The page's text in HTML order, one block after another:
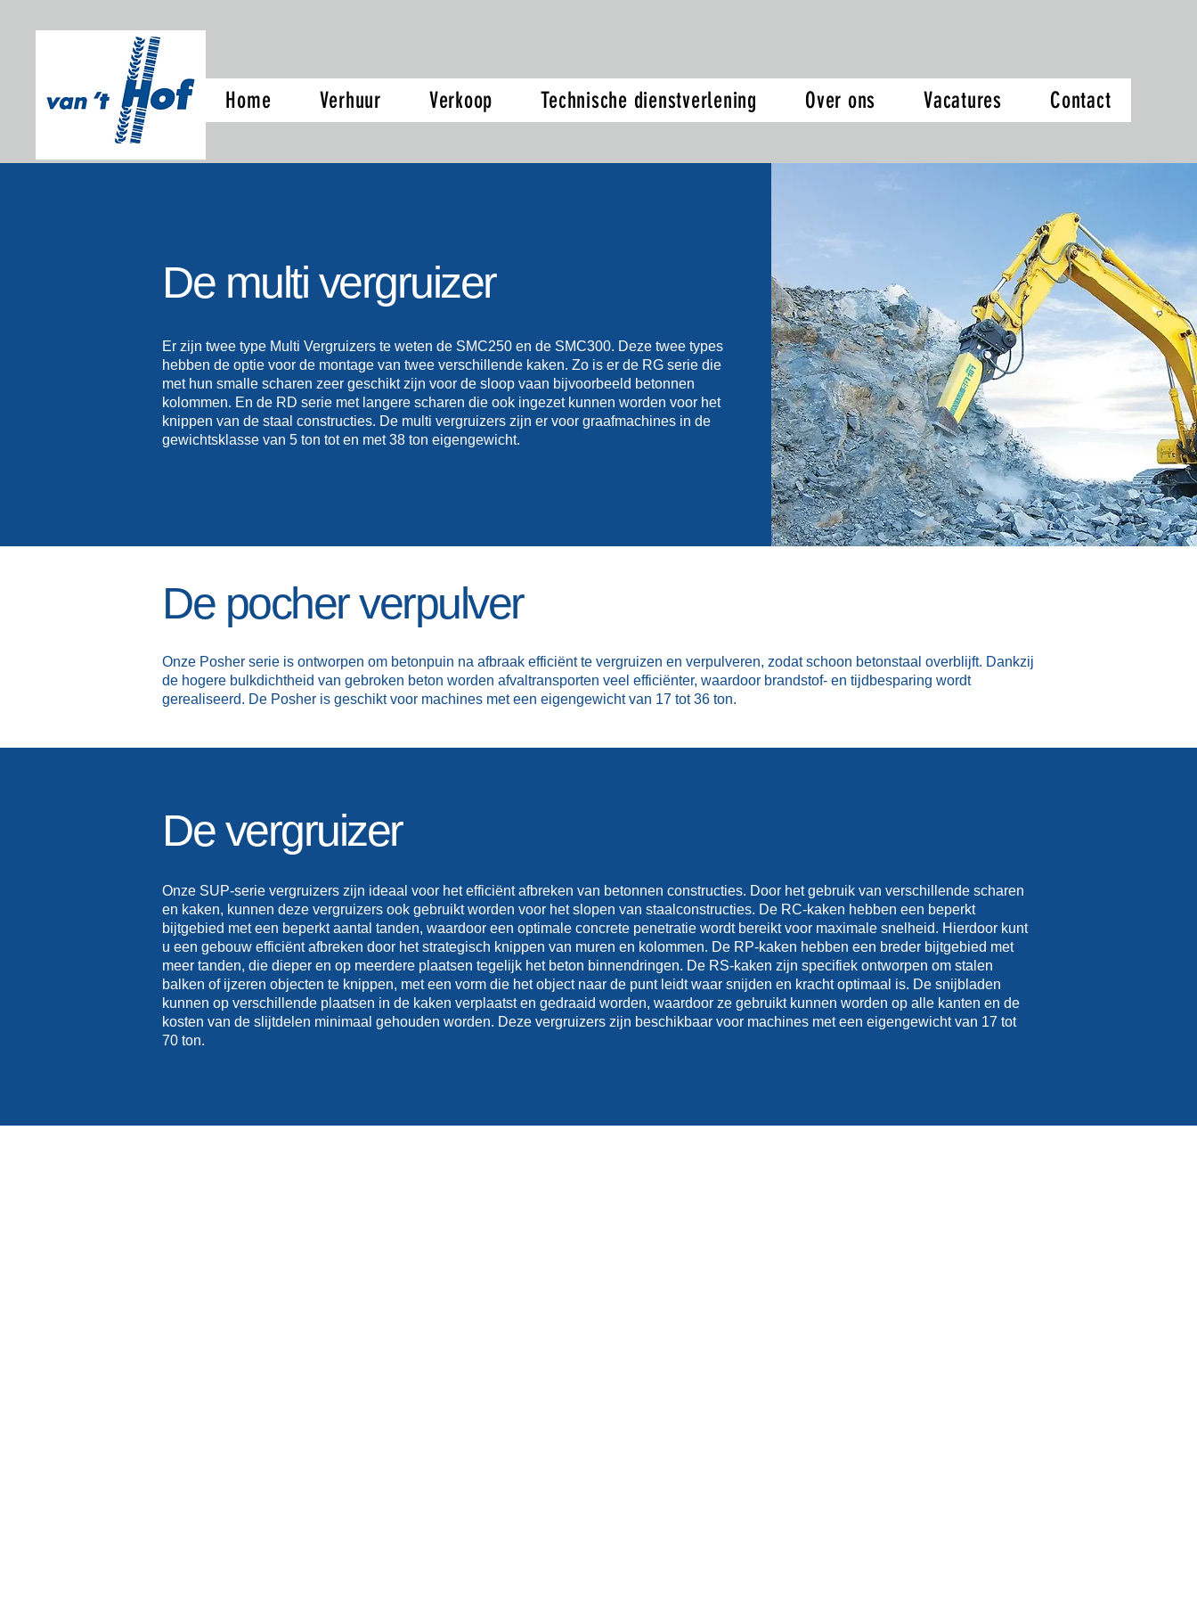
Home Verhuur Verkoop Technische dienstverlening Over ons Vacatures Contact
De multi vergruizer
Er zijn twee type Multi Vergruizers te weten de SMC250 en de SMC300. Deze twee types
hebben de optie voor de montage van twee verschillende kaken. Zo is er de RG serie die
met hun smalle scharen zeer geschikt zijn voor de sloop vaan bijvoorbeeld betonnen
kolommen. En de RD serie met langere scharen die ook ingezet kunnen worden voor het
knippen van de staal constructies. De multi vergruizers zijn er voor graafmachines in de
gewichtsklasse van 5 ton tot en met 38 ton eigengewicht.
De pocher verpulver
Onze Posher serie is ontworpen om betonpuin na afbraak efficiënt te vergruizen en verpulveren, zodat schoon betonstaal overblijft. Dankzij
de hogere bulkdichtheid van gebroken beton worden afvaltransporten veel efficiënter, waardoor brandstof- en tijdbesparing wordt
gerealiseerd. De Posher is geschikt voor machines met een eigengewicht van 17 tot 36 ton.
De vergruizer
Onze SUP-serie vergruizers zijn ideaal voor het efficiënt afbreken van betonnen constructies. Door het gebruik van verschillende scharen
en kaken, kunnen deze vergruizers ook gebruikt worden voor het slopen van staalconstructies. De RC-kaken hebben een beperkt
bijtgebied met een beperkt aantal tanden, waardoor een optimale concrete penetratie wordt bereikt voor maximale snelheid. Hierdoor kunt
u een gebouw efficiënt afbreken door het strategisch knippen van muren en kolommen. De RP-kaken hebben een breder bijtgebied met
meer tanden, die dieper en op meerdere plaatsen tegelijk het beton binnendringen. De RS-kaken zijn specifiek ontworpen om stalen
balken of ijzeren objecten te knippen, met een vorm die het object naar de punt leidt waar snijden en kracht optimaal is. De snijbladen
kunnen op verschillende plaatsen in de kaken verplaatst en gedraaid worden, waardoor ze gebruikt kunnen worden op alle kanten en de
kosten van de slijtdelen minimaal gehouden worden. Deze vergruizers zijn beschikbaar voor machines met een eigengewicht van 17 tot
70 ton.